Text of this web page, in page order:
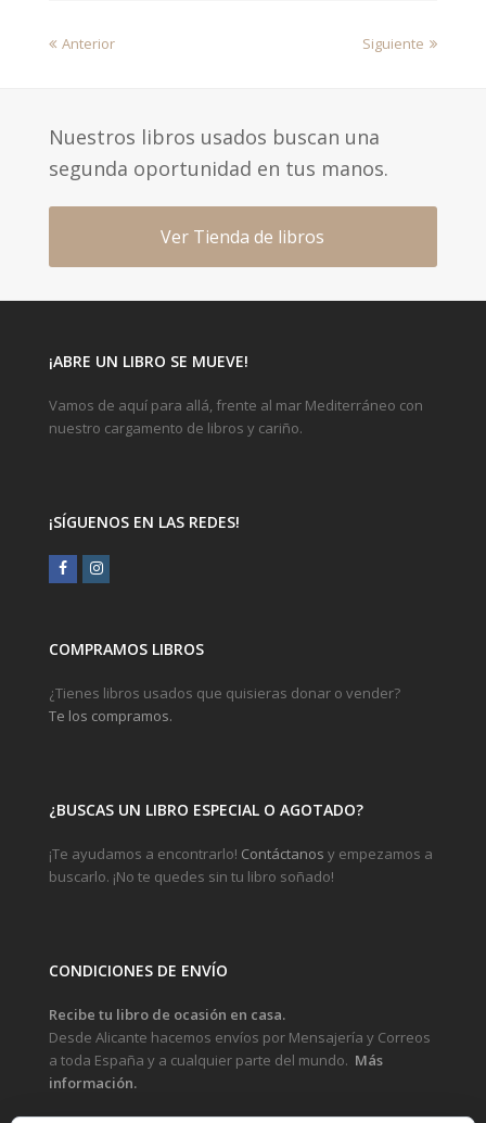
previous
Anterior
next
Siguiente
Nuestros libros usados buscan una
segunda oportunidad en tus manos.
Ver Tienda de libros
¡ABRE UN LIBRO SE MUEVE!
Vamos de aquí para allá, frente al mar Mediterráneo con
nuestro cargamento de libros y cariño.
¡SÍGUENOS EN LAS REDES!
FacebookInstagram
COMPRAMOS LIBROS
¿Tienes libros usados que quisieras donar o vender?
Te los compramos.
¿BUSCAS UN LIBRO ESPECIAL O AGOTADO?
¡Te ayudamos a encontrarlo! Contáctanos y empezamos a
buscarlo. ¡No te quedes sin tu libro soñado!
CONDICIONES DE ENVÍO
Recibe tu libro de ocasión en casa.
Desde Alicante hacemos envíos por Mensajería y Correos
a toda España y a cualquier parte del mundo. Más
información.